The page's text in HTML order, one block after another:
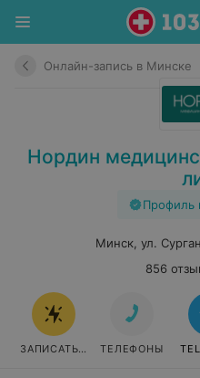
Онлайн-запись в Минске
Нордин
Профиль
Минск, ул.
856
ЗАПИСАТЬСЯ ОНЛАЙН
ТЕЛЕФОНЫ